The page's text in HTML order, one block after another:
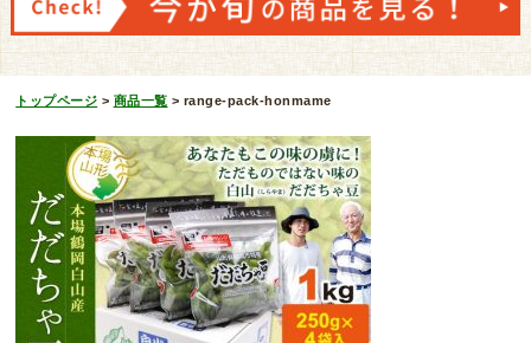
トップページ > 商品一覧 > range-pack-honmame